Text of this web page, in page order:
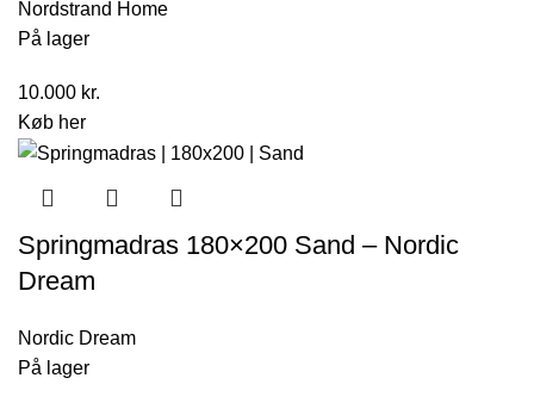
Nordstrand Home
På lager
10.000 kr.
Køb her
Springmadras 180×200 Sand – Nordic
Dream
Nordic Dream
På lager